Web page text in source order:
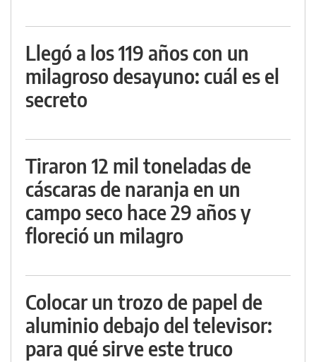
Llegó a los 119 años con un
milagroso desayuno: cuál es el
secreto
Tiraron 12 mil toneladas de
cáscaras de naranja en un
campo seco hace 29 años y
floreció un milagro
Colocar un trozo de papel de
aluminio debajo del televisor:
para qué sirve este truco